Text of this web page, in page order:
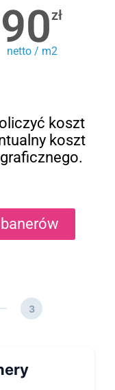
90zł
netto / m2
koszt
koszt
3